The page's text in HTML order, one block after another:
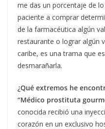
me das un porcentaje de
paciente a comprar
de la farmacéutica algún
restaurante o lograr algún
caribe, es una trama que
desmarañarla.
¿Qué extremos he
“Médico prostituta
conocida recibió una
corazón en un exclusivo